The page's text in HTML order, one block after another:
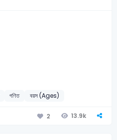
গণিত বয়স (Ages)
2 13.9k